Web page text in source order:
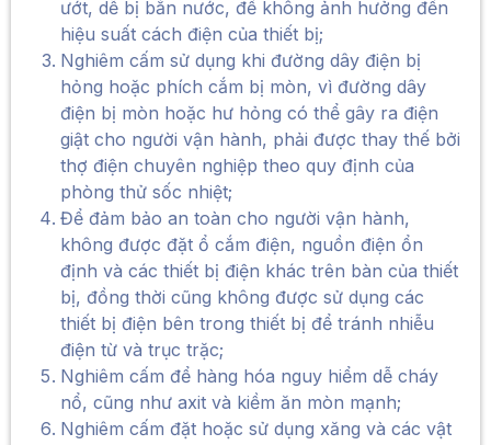
ướt, dễ bị bắn nước, để không ảnh hưởng đến
hiệu suất cách điện của thiết bị;
Nghiêm cấm sử dụng khi đường dây điện bị
hỏng hoặc phích cắm bị mòn, vì đường dây
điện bị mòn hoặc hư hỏng có thể gây ra điện
giật cho người vận hành, phải được thay thế bởi
thợ điện chuyên nghiệp theo quy định của
phòng thử sốc nhiệt;
Để đảm bảo an toàn cho người vận hành,
không được đặt ổ cắm điện, nguồn điện ổn
định và các thiết bị điện khác trên bàn của thiết
bị, đồng thời cũng không được sử dụng các
thiết bị điện bên trong thiết bị để tránh nhiễu
điện từ và trục trặc;
Nghiêm cấm để hàng hóa nguy hiểm dễ cháy
nổ, cũng như axit và kiềm ăn mòn mạnh;
Nghiêm cấm đặt hoặc sử dụng xăng và các vật